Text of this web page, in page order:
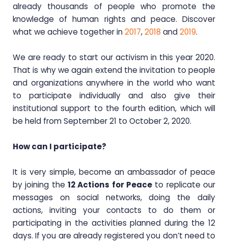
already thousands of people who promote the
knowledge of human rights and peace. Discover
what we achieve together in2017,2018 and2019.
We are ready to start our activism in this year 2020.
That is why we again extend the invitation to people
and organizations anywhere in the world who want
to participate individually and also give their
institutional support to the fourth edition, which will
be held from September 21 to October 2, 2020.
How can I participate?
It is very simple, become an ambassador of peace
by joining the 12 Actions for Peace to replicate our
messages on social networks, doing the daily
actions, inviting your contacts to do them or
participating in the activities planned during the 12
days. If you are already registered you don’t need to